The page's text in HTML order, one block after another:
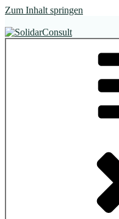
Zum Inhalt springen